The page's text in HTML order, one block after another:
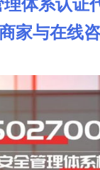
体系认证
家与在线